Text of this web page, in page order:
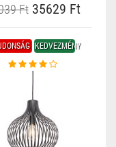
Ft35629 Ft
KEDVEZMÉNY